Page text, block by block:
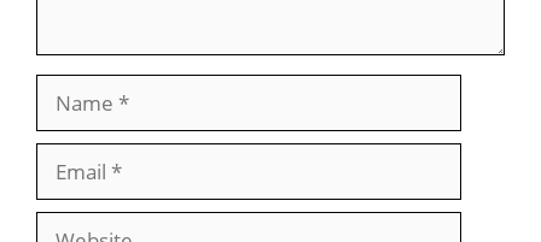
Website